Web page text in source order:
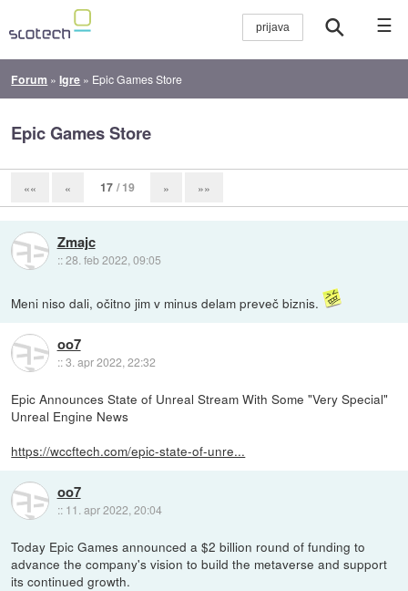
☰
Forum »Igre » Epic Games Store
Epic Games Store
«« « 17 / 19 » »»
Zmajc
::28. feb 2022, 09:05
Meni niso dali, očitno jim v minus delam preveč biznis.
oo7
::3. apr 2022, 22:32
Epic Announces State of Unreal Stream With Some "Very Special"
Unreal Engine News
https://wccftech.com/epic-state-of-unre...
oo7
:: 11. apr 2022, 20:04
Today Epic Games announced a $2 billion round of funding to
advance the company's vision to build the metaverse and support
its continued growth.